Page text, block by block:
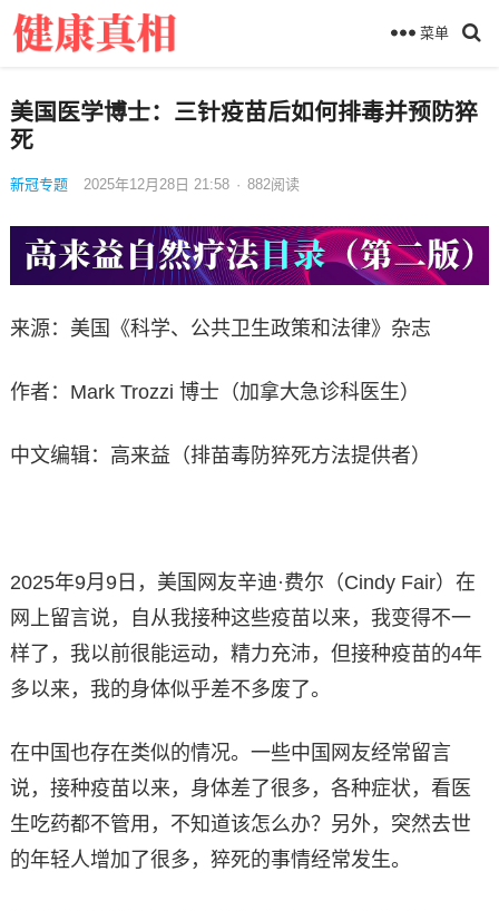
菜单
美国医学博士：三针疫苗后如何排毒并预防猝
死
新冠专题 2025年12月28日 21:58 · 882阅读
来源：美国《科学、公共卫生政策和法律》杂志
作者：Mark Trozzi 博士（加拿大急诊科医生）
中文编辑：高来益（排苗毒防猝死方法提供者）
2025年9月9日，美国网友辛迪·费尔（Cindy Fair）在
网上留言说，自从我接种这些疫苗以来，我变得不一
样了，我以前很能运动，精力充沛，但接种疫苗的4年
多以来，我的身体似乎差不多废了。
在中国也存在类似的情况。一些中国网友经常留言
说，接种疫苗以来，身体差了很多，各种症状，看医
生吃药都不管用，不知道该怎么办？另外，突然去世
的年轻人增加了很多，猝死的事情经常发生。